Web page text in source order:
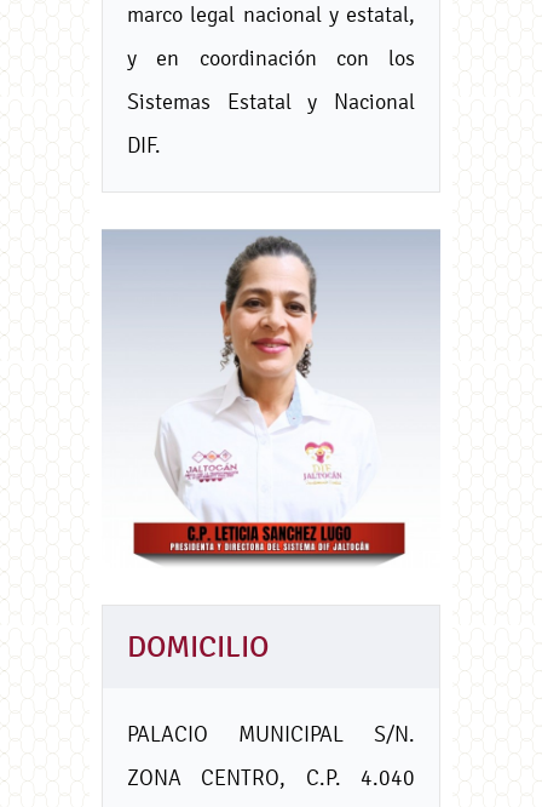
marco legal nacional y estatal,
y en coordinación con los
Sistemas Estatal y Nacional
DIF.
DOMICILIO
PALACIO MUNICIPAL S/N.
ZONA CENTRO, C.P. 4.040